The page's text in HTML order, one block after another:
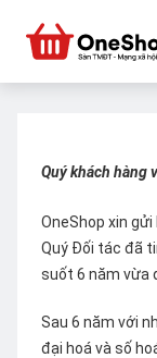
Quý khách hàng
OneShop xin
Quý Đối tác đã
suốt 6 năm vừa
Sau 6 năm với
đại hoá và số